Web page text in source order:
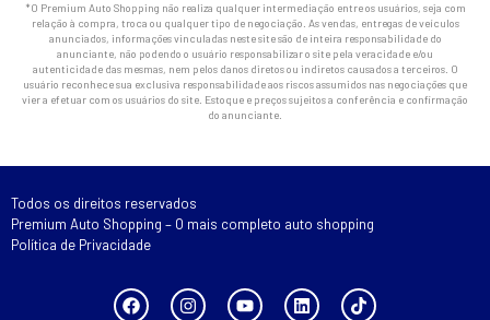
*O Premium Auto Shopping não realiza qualquer intermediação entre os usuários, seja com
relação à compra, troca ou qualquer tipo de negociação. As vendas, entregas de veículos
anunciados, informações vinculadas neste site são de inteira responsabilidade do
anunciante, não podendo o usuário responsabilizar o site pela veracidade e/ou
autenticidade das mesmas, nem pelos danos diretos ou indiretos causados a terceiros. O
usuário reconhece sua exclusiva responsabilidade aos riscos assumidos nas negociações que
vier a efetuar com os usuários do site. Estoque e preços sujeitos a conferência e confirmação
do anunciante.
Todos os direitos reservados
Premium Auto Shopping – O mais completo auto shopping
Política de Privacidade